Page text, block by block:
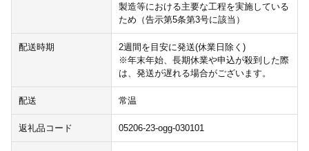
製造等における主要な工程を実施している
ため（告示第5条第3号に該当）
配送時期
2週間を目安に発送(休業日除く)
※年末年始、長期休業や申込が殺到した際
は、発送が遅れる場合がございます。
配送 常温
返礼品コード 05206-23-ogg-030101